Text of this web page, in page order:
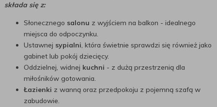
składa się z:
Słonecznego salonu z wyjściem na balkon - idealnego
miejsca do odpoczynku.
Ustawnej sypialni, która świetnie sprawdzi się również jako
gabinet lub pokój dziecięcy.
Oddzielnej, widnej kuchni - z dużą przestrzenią dla
miłośników gotowania.
Łazienki z wanną oraz przedpokoju z pojemną szafą w
zabudowie.